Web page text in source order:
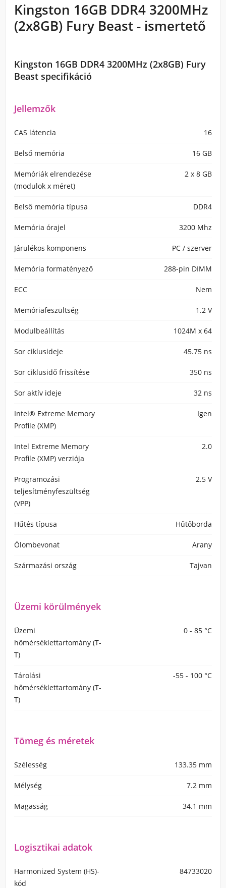
Kingston 16GB DDR4 3200MHz
(2x8GB) Fury Beast - ismertető
Kingston 16GB DDR4 3200MHz (2x8GB) Fury
Beast specifikáció
Jellemzők
CAS látencia 16
Belső memória 16 GB
Memóriák elrendezése
(modulok x méret)
2 x 8 GB
Belső memória típusa DDR4
Memória órajel 3200 Mhz
Járulékos komponens PC / szerver
Memória formatényező 288-pin DIMM
ECC Nem
Memóriafeszültség 1.2 V
Modulbeállítás 1024M x 64
Sor ciklusideje 45.75 ns
Sor ciklusidő frissítése 350 ns
Sor aktív ideje 32 ns
Intel® Extreme Memory
Profile (XMP)
Igen
Intel Extreme Memory
Profile (XMP) verziója
2.0
Programozási
teljesítményfeszültség
(VPP)
2.5 V
Hűtés típusa Hűtőborda
Ólombevonat Arany
Származási ország Tajvan
Üzemi körülmények
Üzemi
hőmérséklettartomány (T-
T)
0 - 85 °C
Tárolási
hőmérséklettartomány (T-
T)
-55 - 100 °C
Tömeg és méretek
Szélesség 133.35 mm
Mélység 7.2 mm
Magasság 34.1 mm
Logisztikai adatok
Harmonized System (HS)-
kód
84733020